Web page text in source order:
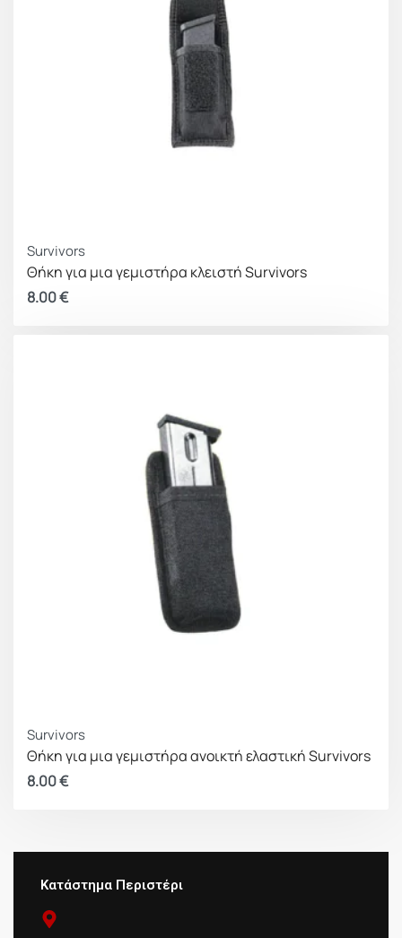
Survivors
Θήκη για μια γεμιστήρα κλειστή Survivors
8.00€
Survivors
Θήκη για μια γεμιστήρα ανοικτή ελαστική Survivors
8.00€
Κατάστημα Περιστέρι